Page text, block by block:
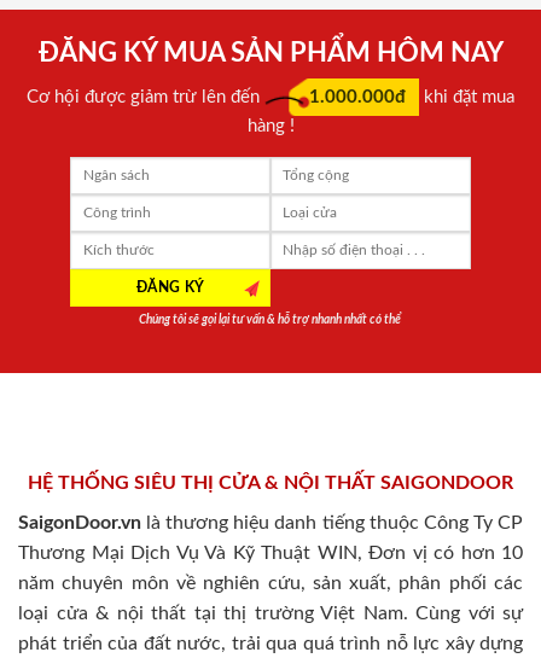
ĐĂNG KÝ MUA SẢN PHẨM HÔM NAY
Cơ hội được giảm trừ lên đến 1.000.000đ
khi đặt mua
hàng !
Chúng tôi sẽ gọi lại tư vấn & hỗ trợ nhanh nhất có thể
HỆ THỐNG SIÊU THỊ CỬA & NỘI THẤT SAIGONDOOR
SaigonDoor.vn là thương hiệu danh tiếng thuộc Công Ty CP
Thương Mại Dịch Vụ Và Kỹ Thuật WIN, Đơn vị có hơn 10
năm chuyên môn về nghiên cứu, sản xuất, phân phối các
loại cửa & nội thất tại thị trường Việt Nam. Cùng với sự
phát triển của đất nước, trải qua quá trình nỗ lực xây dựng